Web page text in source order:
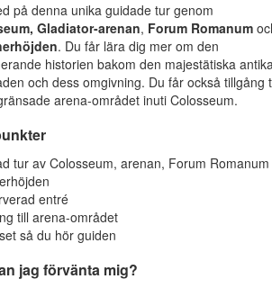
på denna unika guidade tur genom
Gladiator-arenan, Forum Romanum
. Du får lära dig mer om den
historien bakom den majestätiska
och dess omgivning. Du får också tillgång
arena-området inuti Colosseum.
tur av Colosseum, arenan, Forum Romanum
entré
till arena-området
så du hör guiden
jag förvänta mig?